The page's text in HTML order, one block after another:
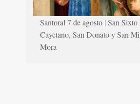
Santoral 7 de agosto | San Sixto
Cayetano, San Donato y San
Mora